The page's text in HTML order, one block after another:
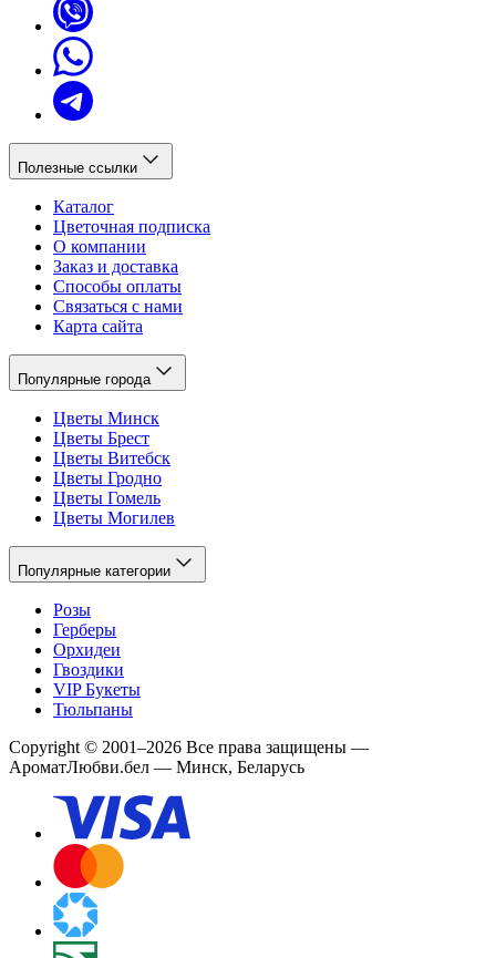
Полезные ссылки
Каталог
Цветочная подписка
О компании
Заказ и доставка
Способы оплаты
Связаться с нами
Карта сайта
Популярные города
Цветы Минск
Цветы Брест
Цветы Витебск
Цветы Гродно
Цветы Гомель
Цветы Могилев
Популярные категории
Розы
Герберы
Орхидеи
Гвоздики
VIP Букеты
Тюльпаны
Copyright © 2001–2026 Все права защищены —
АроматЛюбви.бел — Минск, Беларусь